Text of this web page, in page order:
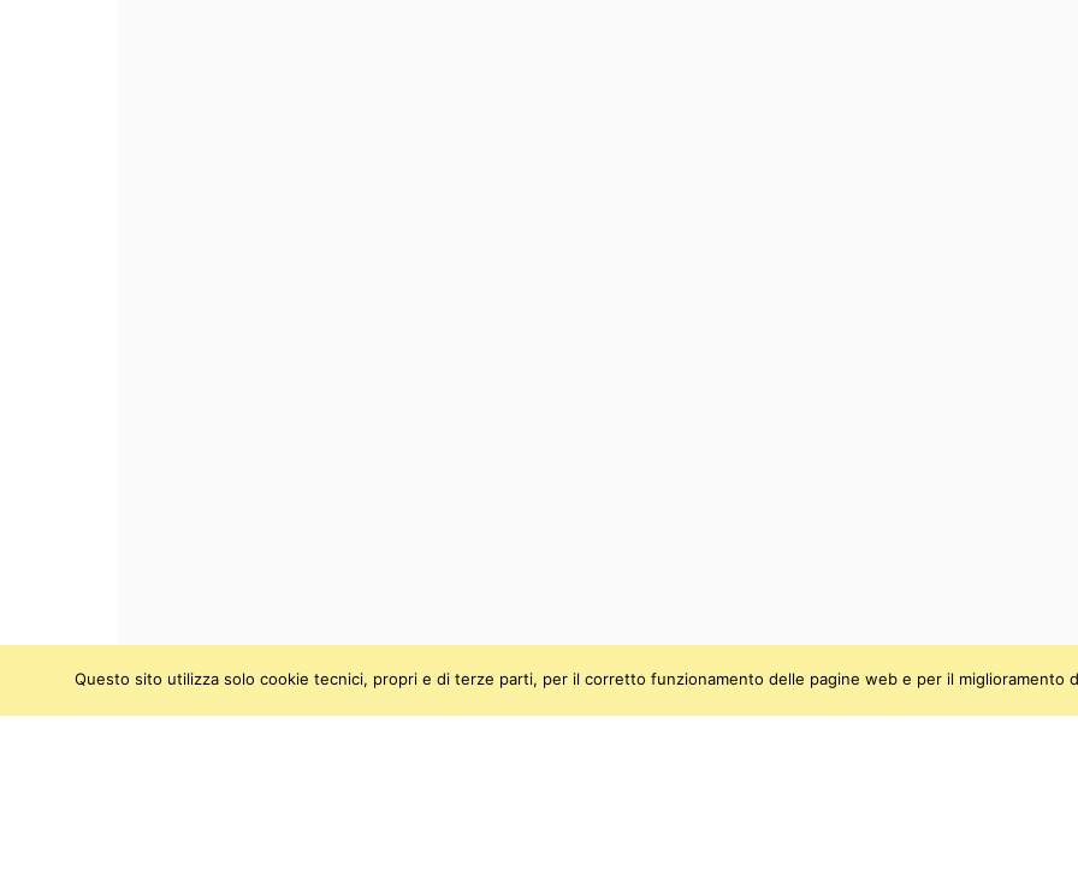
Questo sito utilizza solo cookie tecnici, propri e di terze parti, per il corretto funzionamento delle pagine web e per il miglioramento